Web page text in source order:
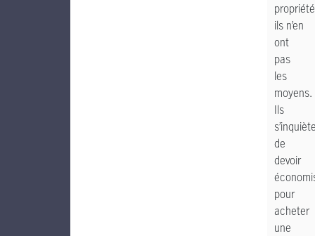
ils n’en
ont
pas
les
moyens.
Ils
de
devoir
pour
acheter
une